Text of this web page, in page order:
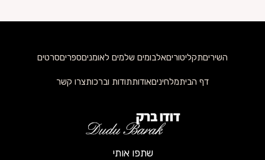
השיריםתקליטוריםאלבומים שלמים לאומניםספריםסרטים
דף הביתמלחיניםאודותתודות וברכותצרו קשר
שתפו אותי